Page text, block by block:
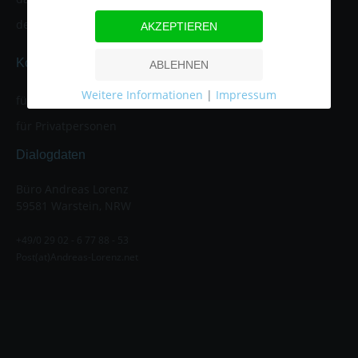
Webinare
Kompetenzfelder
für Unternehmen
Dialogdaten
Veranstaltungshinweis
AKZEPTIEREN
ABLEHNEN
Weitere Informationen | Impressum